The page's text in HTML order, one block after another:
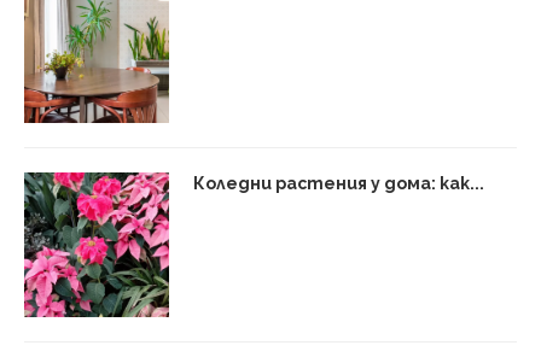
Коледни растения у дома: как...